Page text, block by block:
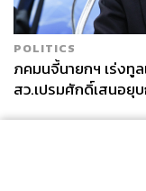
POLITICS
ภคมนจี้นายกฯ เร่งทู
สว.เปรมศักดิ์เสนอยุ